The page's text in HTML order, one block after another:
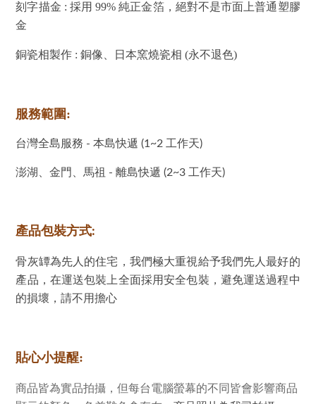
刻字描金 : 採用 99% 純正金箔，絕對不是市面上普通塑膠
金
銅瓷相製作 : 銅像、日本窯燒瓷相 (永不退色)
服務範圍:
台灣全島服務 - 本島快遞 (1~2 工作天)
澎湖、金門、馬祖 - 離島快遞 (2~3 工作天)
產品包裝方式:
骨灰罈為先人的住宅，我們極大重視給予我們先人最好的
產品，在運送包裝上全面採用安全包裝，避免運送過程中
的損壞，請不用擔心
貼心小提醒:
商品皆為實品拍攝，但每台電腦螢幕的不同皆會影響商品